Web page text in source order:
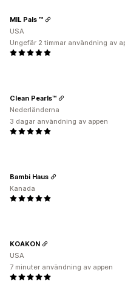
MIL Pals ™
USA
Ungefär 2 timmar användning av
Clean Pearls™
Nederländerna
3 dagar användning av appen
Bambi Haus
Kanada
KOAKON
USA
7 minuter användning av appen